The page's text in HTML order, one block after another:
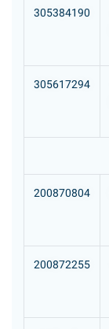
305384190
305617294
200870804
200872255